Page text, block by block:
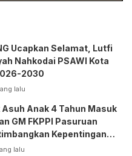
Ucapkan Selamat, Lutfi
Nahkodai PSAWI Kota
2030
lalu
Anak 4 Tahun Masuk
GM FKPPI Pasuruan
Kepentingan
lalu